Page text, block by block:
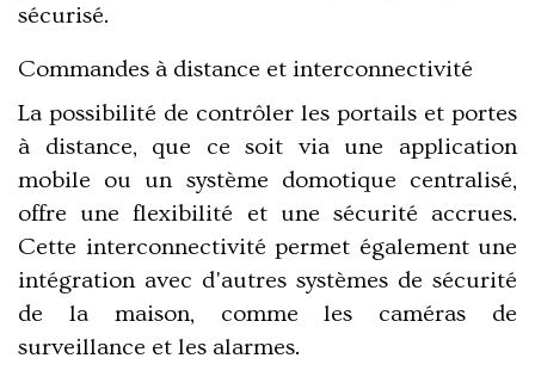
sécurisé.
Commandes à distance et interconnectivité
La possibilité de contrôler les portails et portes
à distance, que ce soit via une application
mobile ou un système domotique centralisé,
offre une flexibilité et une sécurité accrues.
Cette interconnectivité permet également une
intégration avec d'autres systèmes de sécurité
de la maison, comme les caméras de
surveillance et les alarmes.